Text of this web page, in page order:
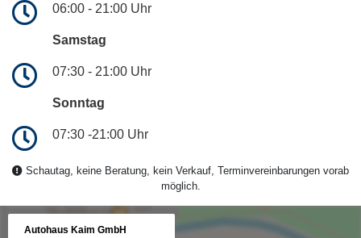
06:00 - 21:00 Uhr
Samstag
07:30 - 21:00 Uhr
Sonntag
07:30 -21:00 Uhr
Schautag, keine Beratung, kein Verkauf, Terminvereinbarungen vorab
möglich.
Autohaus Kaim GmbH